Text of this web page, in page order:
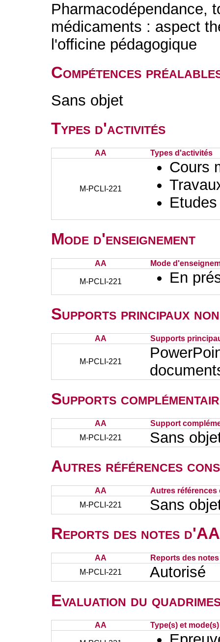
Pharmacodépendance,
médicaments : aspect
l'officine pédagogique
Compétences
Sans objet
Types d'activités
AA Types d'activités
M-PCLI-221
Cours
Mode d'enseignement
AA Mode
M-PCLI-221 En
Supports principaux
AA Supports
M-PCLI-221
Supports
AA
Support
M-PCLI-221
Sans
Autres références
AA
Autres références
M-PCLI-221
Sans
Reports des notes
AA
Reports des
M-PCLI-221
Autorisé
Evaluation du
AA Type(s) et